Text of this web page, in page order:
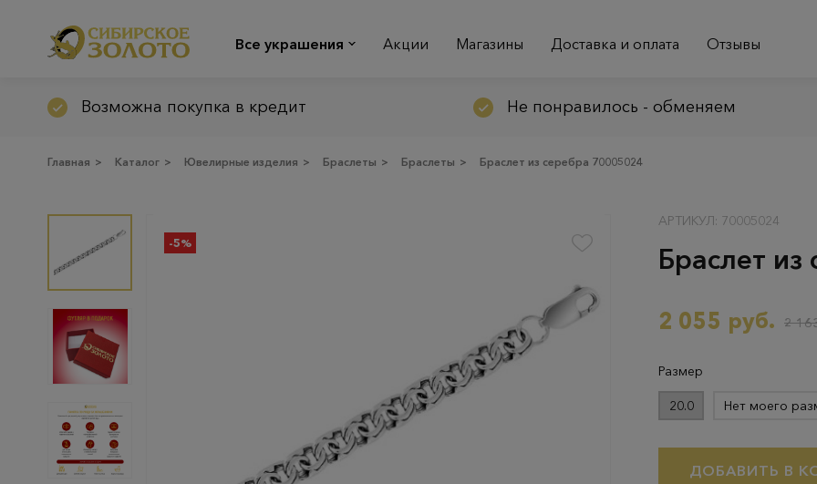
Все украшения Акции Магазины Доставка и оплата Отзывы
Возможна покупка в кредит Не понравилось - обменяем
Главная > Каталог > Ювелирные изделия > Браслеты > Браслеты > Браслет из серебра 70005024
-5%
АРТИКУЛ: 70005024
Браслет
2 055 руб. 2
Размер
20.0 Нет моего
ДОБАВИТЬ В